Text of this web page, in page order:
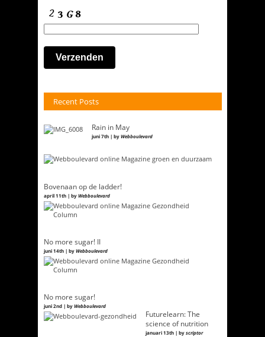
Recent Posts
Rain in May
juni 7th | byWebboulevard
Bovenaan op de ladder!
april 11th | byWebboulevard
No more sugar! II
juni 14th | byWebboulevard
No more sugar!
juni 2nd | byWebboulevard
Futurelearn: The
science of nutrition
januari 13th | byscriptor